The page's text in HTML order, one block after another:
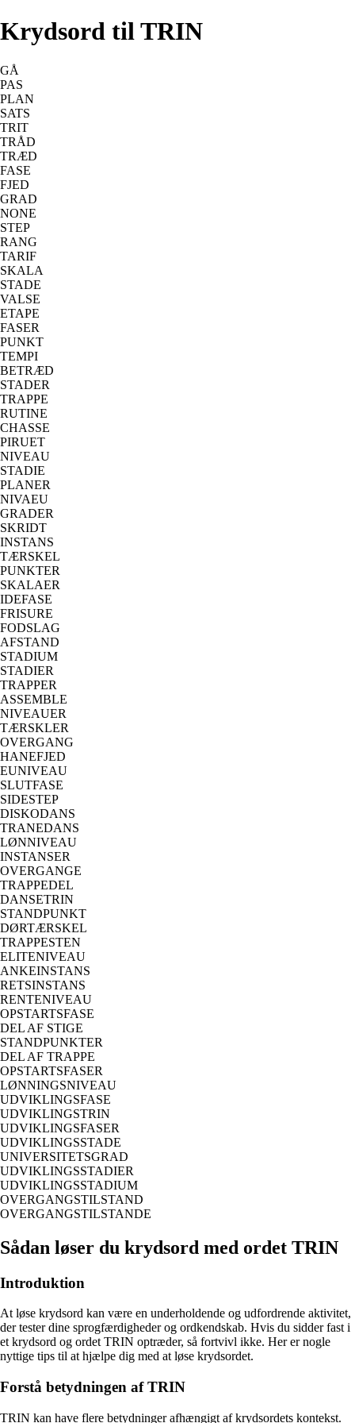
Krydsord til TRIN
GÅ
PAS
PLAN
SATS
TRIT
TRÅD
TRÆD
FASE
FJED
GRAD
NONE
STEP
RANG
TARIF
SKALA
STADE
VALSE
ETAPE
FASER
PUNKT
TEMPI
BETRÆD
STADER
TRAPPE
RUTINE
CHASSE
PIRUET
NIVEAU
STADIE
PLANER
NIVAEU
GRADER
SKRIDT
INSTANS
TÆRSKEL
PUNKTER
SKALAER
IDEFASE
FRISURE
FODSLAG
AFSTAND
STADIUM
STADIER
TRAPPER
ASSEMBLE
NIVEAUER
TÆRSKLER
OVERGANG
HANEFJED
EUNIVEAU
SLUTFASE
SIDESTEP
DISKODANS
TRANEDANS
LØNNIVEAU
INSTANSER
OVERGANGE
TRAPPEDEL
DANSETRIN
STANDPUNKT
DØRTÆRSKEL
TRAPPESTEN
ELITENIVEAU
ANKEINSTANS
RETSINSTANS
RENTENIVEAU
OPSTARTSFASE
DEL AF STIGE
STANDPUNKTER
DEL AF TRAPPE
OPSTARTSFASER
LØNNINGSNIVEAU
UDVIKLINGSFASE
UDVIKLINGSTRIN
UDVIKLINGSFASER
UDVIKLINGSSTADE
UNIVERSITETSGRAD
UDVIKLINGSSTADIER
UDVIKLINGSSTADIUM
OVERGANGSTILSTAND
OVERGANGSTILSTANDE
Sådan løser du krydsord med ordet TRIN
Introduktion
At løse krydsord kan være en underholdende og udfordrende aktivitet,
der tester dine sprogfærdigheder og ordkendskab. Hvis du sidder fast i
et krydsord og ordet TRIN optræder, så fortvivl ikke. Her er nogle
nyttige tips til at hjælpe dig med at løse krydsordet.
Forstå betydningen af TRIN
TRIN kan have flere betydninger afhængigt af krydsordets kontekst.